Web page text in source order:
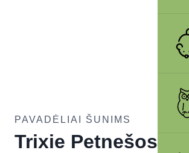
PAVADĖLIAI ŠUNIMS
Trixie Petnešos